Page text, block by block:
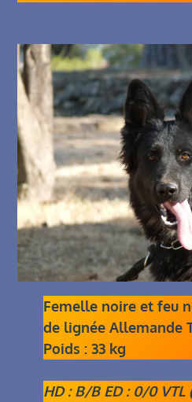
Femelle noire et feu
de lignée Allemande
Poids : 33 kg
HD : B/B ED : 0/0 VTL